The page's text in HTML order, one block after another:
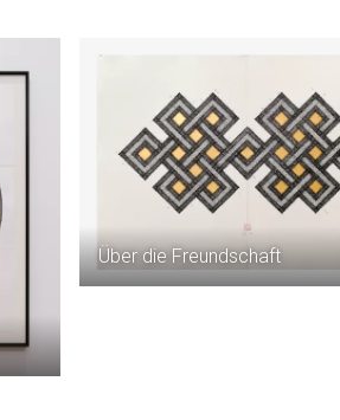
Über die Freundschaft